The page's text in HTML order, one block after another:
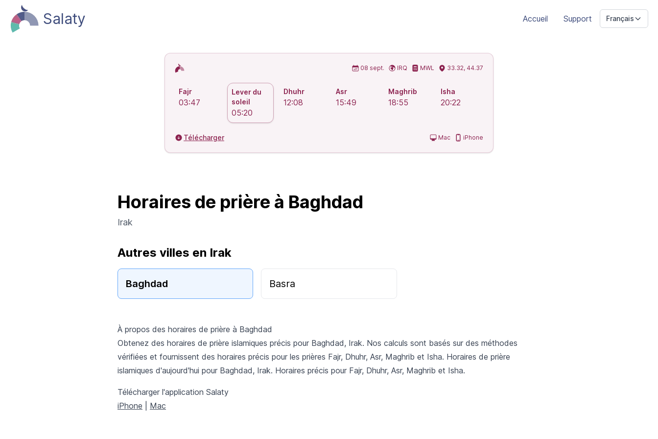
Salaty Accueil Support Français
Horaires de prière islamiques 08 sept. IRQ MWL 33.32, 44.37
Fajr
03:47
Lever du
soleil
05:20
Dhuhr
12:08
Asr
15:49
Maghrib
18:55
Isha
20:22
Télécharger Mac iPhone
Horaires de prière à Baghdad
Irak
Autres villes en Irak
Baghdad Basra
À propos des horaires de prière à Baghdad
Obtenez des horaires de prière islamiques précis pour Baghdad, Irak. Nos calculs sont basés sur des méthodes
vérifiées et fournissent des horaires précis pour les prières Fajr, Dhuhr, Asr, Maghrib et Isha. Horaires de prière
islamiques d'aujourd'hui pour Baghdad, Irak. Horaires précis pour Fajr, Dhuhr, Asr, Maghrib et Isha.
Télécharger l'application Salaty
iPhone
Mac